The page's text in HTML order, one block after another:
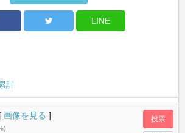
LINE
計
画像を見る ]
投票